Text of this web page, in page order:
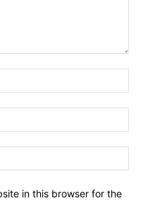
in this browser for the